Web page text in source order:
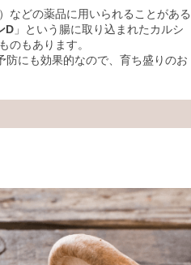
などの薬品に用いられることがある
D 」という腸に取り込まれたカルシ
のもあります。
防にも効果的なので、育ち盛りのお